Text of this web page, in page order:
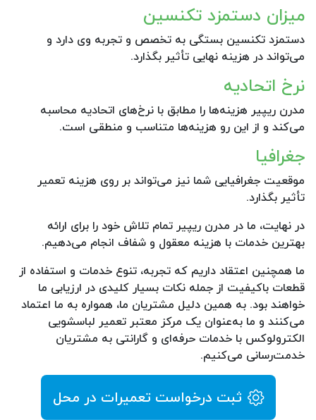
میزان دستمزد تکنسین
دستمزد تکنسین بستگی به تخصص و تجربه وی دارد و
می‌تواند در هزینه نهایی تأثیر بگذارد.
نرخ اتحادیه
مدرن ریپیر هزینه‌ها را مطابق با نرخ‌های اتحادیه محاسبه
می‌کند و از این رو هزینه‌ها متناسب و منطقی است.
جغرافیا
موقعیت جغرافیایی شما نیز می‌تواند بر روی هزینه تعمیر
تأثیر بگذارد.
در نهایت، ما در مدرن ریپیر تمام تلاش خود را برای ارائه
بهترین خدمات با هزینه معقول و شفاف انجام می‌دهیم.
ما همچنین اعتقاد داریم که تجربه، تنوع خدمات و استفاده از
قطعات باکیفیت از جمله نکات بسیار کلیدی در ارزیابی ما
خواهند بود. به همین دلیل مشتریان ما، همواره به ما اعتماد
می‌کنند و ما به‌عنوان یک مرکز معتبر تعمیر لباسشویی
الکترولوکس با خدمات حرفه‌ای و گارانتی به مشتریان
خدمت‌رسانی می‌کنیم.
ثبت درخواست تعمیرات در محل